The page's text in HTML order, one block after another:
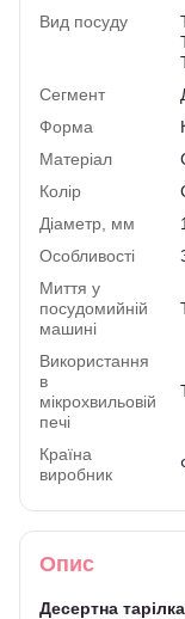
Вид посуду
Сегмент
Форма
Матеріал
Колір
Діаметр, мм
Особливості
Миття у
посудомийній
машині
Використання
в
мікрохвильовій
печі
Країна
виробник
Опис
Десертна